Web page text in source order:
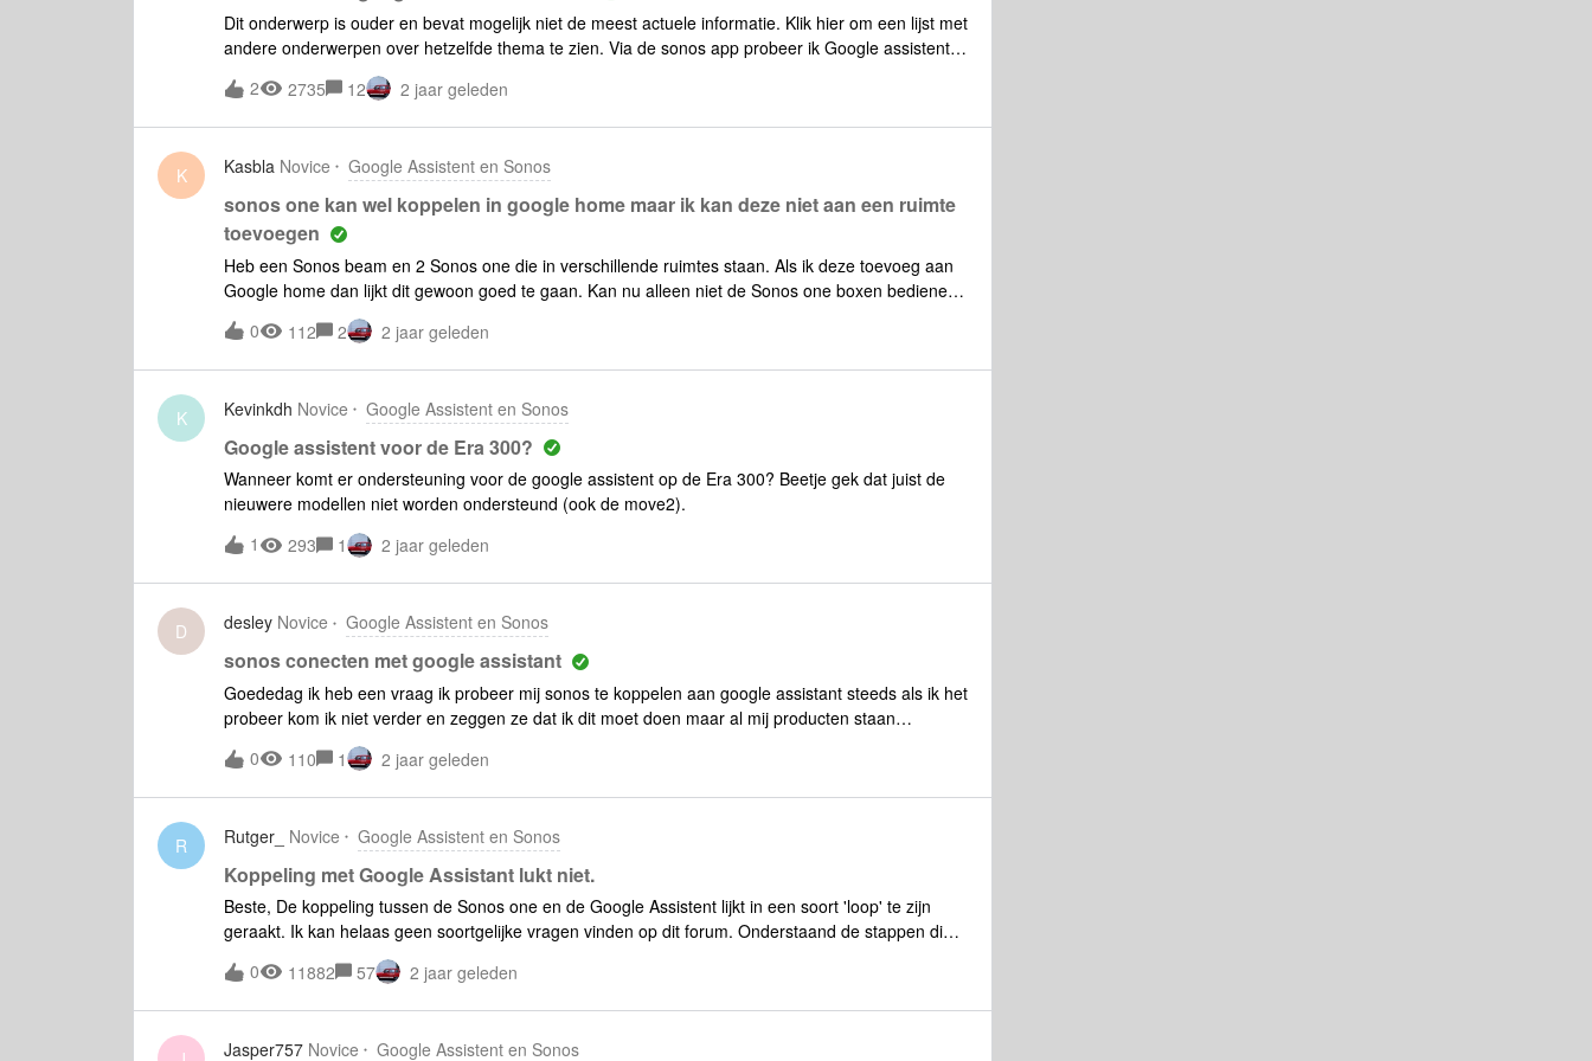
Dit onderwerp is ouder en bevat mogelijk niet de meest actuele informatie. Klik hier om een lijst met
andere onderwerpen over hetzelfde thema te zien. Via de sonos app probeer ik Google assistent
toe te voegen voor de sonos Movewanneer ik in de Google assist app ben, moet er
ingelogd worden met sonos account. Daar krijg ik de melding “speakers registreren aan
account”.”je moet de speakers eerst koppelen aan account voordat je deze skill kunt
geen stap verder. heeft iemand een idee hoe dit opgelost kan worden?
2 2735 12 2 jaar geleden
K Kasbla Novice Google Assistent en Sonos
sonos one kan wel koppelen in google home maar ik kan deze niet aan een ruimte
toevoegen
Heb een Sonos beam en 2 Sonos one die in verschillende ruimtes staan. Als ik deze toevoeg aan
Google home dan lijkt dit gewoon goed te gaan. Kan nu alleen niet de Sonos one boxen bedienen
omdat ik ze niet aan een ruimte in Google home kan toevoegen. Als ik de betreffende Sonos One
een opdracht geef muziek te starten in de keuken (naam van betreffende One), dan geeft Google
antwoord dat deze niet gevonden kunnen worden. lees overal dat ik de One een naam moet
omdat beide boxjes niet in de app staan denk ik? Weet iemand een oplossing ?
0 112 2 2 jaar geleden
K Kevinkdh Novice Google Assistent en Sonos
Google assistent voor de Era 300?
Wanneer komt er ondersteuning voor de google assistent op de Era 300? Beetje gek dat juist de
nieuwere modellen niet worden ondersteund (ook de move2).
1
293 1 2 jaar geleden
D desley Novice Google Assistent en Sonos
sonos conecten met google assistant
Goededag ik heb een vraag ik probeer mij sonos te koppelen aan google assistant steeds als ik het
probeer kom ik niet verder en zeggen ze dat ik dit moet doen maar al mij producten staan
geregistreerd iemand die mij hier mee kan helpen stap voor stap om dit op te lossen MOD
EDIT: Afbeelding verwijderd vanwege persoonlijke informatie
0 110 1 2 jaar geleden
R Rutger_ Novice Google Assistent en Sonos
Koppeling met Google Assistant lukt niet.
Beste, De koppeling tussen de Sonos one en de Google Assistent lijkt in een soort 'loop' te zijn
geraakt. Ik kan helaas geen soortgelijke vragen vinden op dit forum. Onderstaand de stappen die
toevoegen' &gt; Google Assistent Ik klik bij het 'Je Google Assistent toevoegen' scherm, op 'Bij
Sonos voegen' Vervolgens selecteer ik de desbetreffende Speaker (Sonos one) en klik op 'Google
de Google Assistent app opent. Aangekomen in de Google Assistent app, kom ik op het 'De
0 11882 57 2 jaar geleden
Jasper757 Novice Google Assistent en Sonos